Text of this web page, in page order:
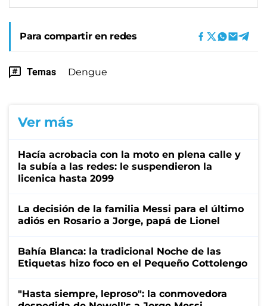
Para compartir en redes
Temas Dengue
Ver más
Hacía acrobacia con la moto en plena calle y
la subía a las redes: le suspendieron la
licenica hasta 2099
La decisión de la familia Messi para el último
adiós en Rosario a Jorge, papá de Lionel
Bahía Blanca: la tradicional Noche de las
Etiquetas hizo foco en el Pequeño Cottolengo
"Hasta siempre, leproso": la conmovedora